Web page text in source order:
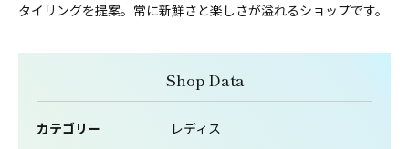
タイリングを提案。常に新鮮さと楽しさが溢れるショップです。
Shop Data
カテゴリー レディス